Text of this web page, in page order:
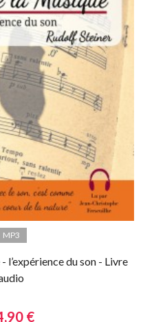
MP3
l’expérience du son - Livre
€